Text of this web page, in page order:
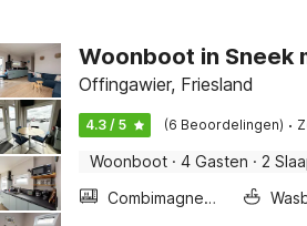
Woonboot in Sneek
Offingawier, Friesland
4.3 / 5 (6 Beoordelingen) ·
Woonboot · 4 Gasten · 2
Combimagnetron